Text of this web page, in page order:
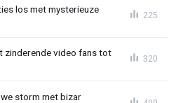
los met mysterieuze
225
zinderende video fans tot
320
storm met bizar